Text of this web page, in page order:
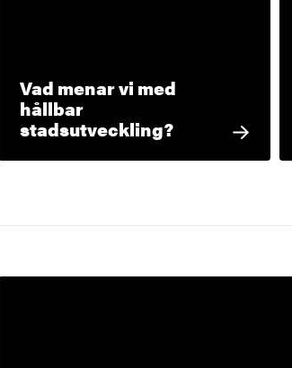
Vad menar vi med
hållbar
stadsutveckling?